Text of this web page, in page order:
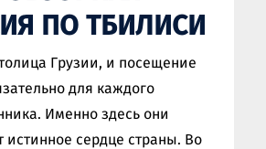
ПО ТБИЛИСИ
Грузии, и посещение
для каждого
Именно здесь они
истинное сердце страны. Во